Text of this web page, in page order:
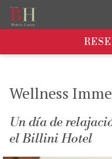
Wellness
Un día de
el Billini Hotel